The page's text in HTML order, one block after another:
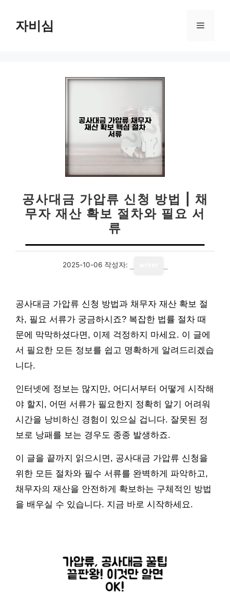
자비심 메
공사대금 가압류 신청 방법 | 채
무자 재산 확보 절차와 필요 서
류
2025-10-06 작성자:
공사대금 가압류 신청 방법과 채무자 재산 확보 절
차, 필요 서류가 궁금하시죠? 복잡한 법률 절차 때
문에 막막하셨다면, 이제 걱정하지 마세요. 이 글에
서 필요한 모든 정보를 쉽고 명확하게 알려드리겠습
니다.
인터넷에 정보는 많지만, 어디서부터 어떻게 시작해
야 할지, 어떤 서류가 필요한지 정확히 알기 어려워
시간을 낭비하신 경험이 있으실 겁니다. 잘못된 정
보로 낭패를 보는 경우도 종종 발생하죠.
이 글을 끝까지 읽으시면, 공사대금 가압류 신청을
위한 모든 절차와 필수 서류를 완벽하게 파악하고,
채무자의 재산을 안전하게 확보하는 구체적인 방법
을 배우실 수 있습니다. 지금 바로 시작하세요.